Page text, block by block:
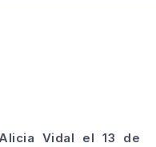
Vidal el 13 de